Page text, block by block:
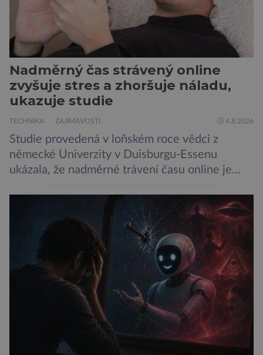
Nadměrný čas strávený online
zvyšuje stres a zhoršuje náladu,
ukazuje studie
TECHNIKA ZAJÍMAVOSTI 4.8.2026
Studie provedená v loňském roce vědci z
německé Univerzity v Duisburgu-Essenu
ukázala, že nadměrné trávení času online je
vede k zanedbávání dalších aktivit. Zúčastnilo
se jí 900 dospělých Němců, kteří uvedli, že se v
posledním roce alespoň jednou zapojili do hraní
her, sledování pornografie, sledování sociálních
sítí […]